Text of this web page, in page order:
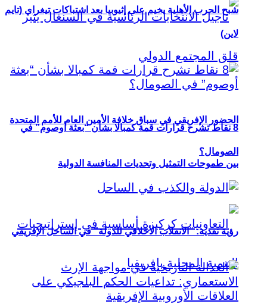
الحضور الإفريقي في سباق خلافة الأمين العام للأمم المتحدة
بين طموحات التمثيل وتحديات المنافسة الدولية
شبح الحرب الأهلية يخيم على إثيوبيا بعد اشتباكات تيغراي (تايم
لاين)
8 نقاط تشرح قرارات قمة كمبالا بشأن “بعثة أوصوم” في
الصومال؟
رؤية نقدية: “الانقلاب الأخلاقي للدولة” في الساحل الإفريقي